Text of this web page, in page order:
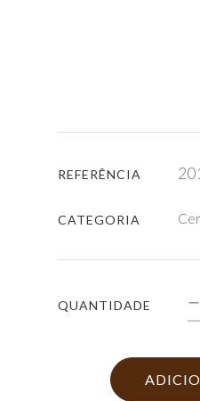
REFERÊNCIA
CATEGORIA
QUANTIDADE